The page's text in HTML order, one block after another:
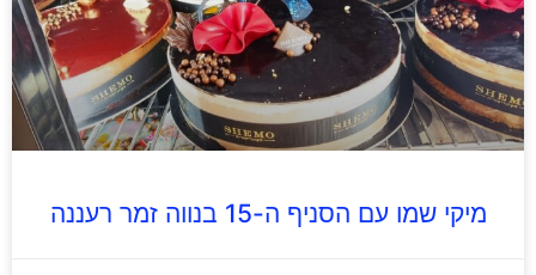
מיקי שמו עם הסניף ה-15 בנווה זמר רעננה